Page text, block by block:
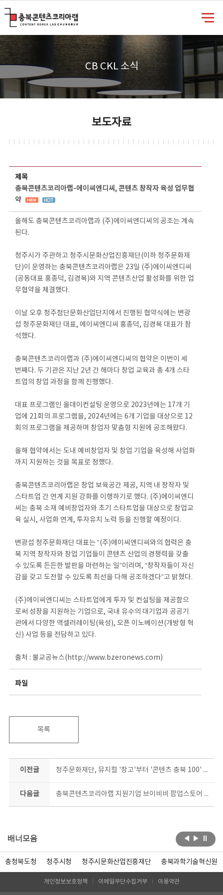
CB CKL 소식
보도자료
제목
충북콘텐츠코리아랩-에이씨엔디씨, 콘텐츠 창작자 육성 업무협
약
올해도 충북콘텐츠코리아랩과 (주)에이씨엔디씨의 공조는 계속
된다.
청주시가 주관하고 청주시문화산업진흥재단(이하 청주문화재
단)이 운영하는 충북콘텐츠코리아랩은 23일 (주)에이씨엔디씨
(공동대표 홍종덕, 김경복)와 지역 콘텐츠산업 활성화를 위한 업
무협약을 체결했다.
이날 오후 청주첨단문화산업단지에서 진행된 협약식에는 변광
섭 청주문화재단 대표, 에이씨엔디씨 홍종덕, 김경복 대표가 참
석했다.
충북콘텐츠코리아랩과 (주)에이씨엔디씨의 협약은 이번이 세
번째다. 두 기관은 지난 2년 간 해마다 창업 교육과 총 4개 스타
트업의 창업 과정을 함께 진행했다.
대표 프로그램인 올데이컨설팅 운영으로 2023년에는 17개 기
업에 21회의 프로그램을, 2024년에는 6개 기업을 대상으로 12
회의 프로그램을 제공하며 창업자 맞춤형 지원에 공조해왔다.
올해 협약에서는 도내 예비창업자 및 창업 기업을 육성해 사업화
까지 지원하는 것을 목표로 정했다.
충북콘텐츠코리아랩은 창업 보육공간 제공, 지역 내 창작자 및
스타트업 간 연계 지원 강화를 이행하기로 했다. (주)에이씨엔디
씨는 충북 소재 예비창업자와 초기 스타트업을 대상으로 창업교
육 실시, 사업화 연계, 투자유치 노력 등을 진행할 예정이다.
변광섭 청주문화재단 대표는 “(주)에이씨엔디씨와의 협력은 충
북 지역 창작자와 창업 기업들이 콘텐츠 산업의 경쟁력을 갖출
수 있도록 든든한 발판을 마련하는 일”이라며, “창작자들이 자신
감을 갖고 도전할 수 있도록 최선을 다해 공조하겠다”고 밝혔다.
(주)에이씨엔디씨는 스타트업에게 투자 및 컨설팅을 제공함으
로써 성장을 지원하는 기업으로, 국내 유수의 대기업과 공공기
관에서 다양한 액셀러레이팅(육성), 오픈 이노베이션(개방형 혁
신) 사업 등을 전담하고 있다.
출처 : 불교공뉴스(http://www.bzeronews.com)
파일
목록
이전글 청주문화재단, 뮤지컬 '창고'부터 '콘텐츠 충북 100' 북콘서트까지
다음글 충북콘텐츠코리아랩 지원기업 브이비비 팝업스토어 현백서 만난다
배너모음
충청북도청 청주시청 청주시문화산업진흥재단 충북과학기술혁신원
개인정보보호정책 이메일무단수집거부 이용약관